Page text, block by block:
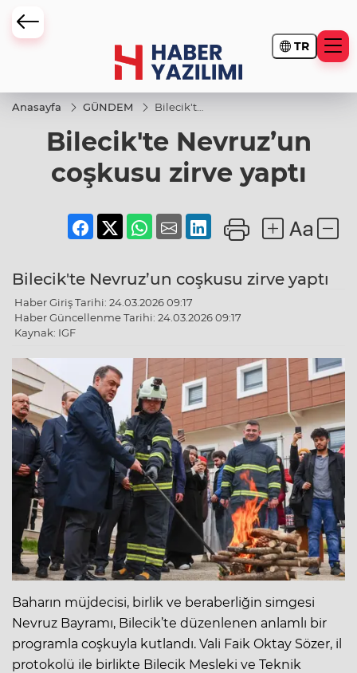
TR
Anasayfa GÜNDEM
Bilecik'te
coşkusu
zirve yaptı
Bilecik'te Nevruz’un
coşkusu zirve yaptı
Bilecik'te Nevruz’un coşkusu zirve yaptı
Haber Giriş Tarihi: 24.03.2026 09:17
Haber Güncellenme Tarihi: 24.03.2026 09:17
Kaynak: IGF
Baharın müjdecisi, birlik ve beraberliğin simgesi
Nevruz Bayramı, Bilecik’te düzenlenen anlamlı bir
programla coşkuyla kutlandı. Vali Faik Oktay Sözer, il
protokolü ile birlikte Bilecik Mesleki ve Teknik